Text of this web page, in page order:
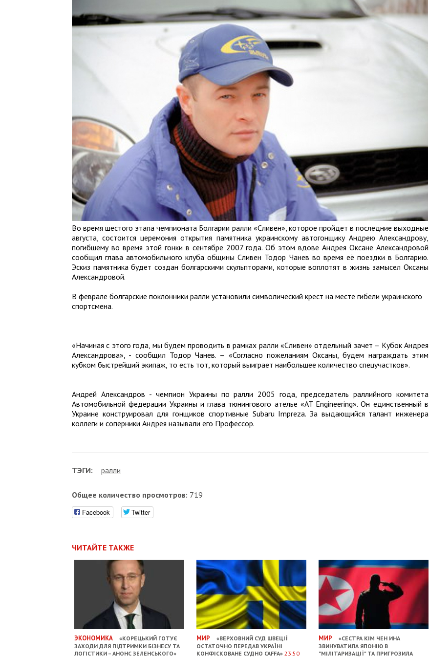
Во время шестого этапа чемпионата Болгарии ралли «Сливен», которое пройдет в последние выходные
августа, состоится церемония открытия памятника украинскому автогонщику Андрею Александрову,
погибшему во время этой гонки в сентябре 2007 года. Об этом вдове Андрея Оксане Александровой
сообщил глава автомобильного клуба общины Сливен Тодор Чанев во время её поездки в Болгарию.
Эскиз памятника будет создан болгарскими скульпторами, которые воплотят в жизнь замысел Оксаны
Александровой.
В феврале болгарские поклонники ралли установили символический крест на месте гибели украинского
спортсмена.
«Начиная с этого года, мы будем проводить в рамках ралли «Сливен» отдельный зачет – Кубок Андрея
Александрова», - сообщил Тодор Чанев. – «Согласно пожеланиям Оксаны, будем награждать этим
кубком быстрейший экипаж, то есть тот, который выиграет наибольшее количество спецучастков».
Андрей Александров - чемпион Украины по ралли 2005 года, председатель раллийного комитета
Автомобильной федерации Украины и глава тюнингового ателье «AT Engineering». Он единственный в
Украине конструировал для гонщиков спортивные Subaru Impreza. За выдающийся талант инженера
коллеги и соперники Андрея называли его Профессор.
ТЭГИ: ралли
Общее количество просмотров: 719
Facebook Twitter
ЧИТАЙТЕ ТАКЖЕ
ЭКОНОМИКА
«КОРЕЦЬКИЙ ГОТУЄ
ЗАХОДИ ДЛЯ ПІДТРИМКИ БІЗНЕСУ ТА
ЛОГІСТИКИ – АНОНС ЗЕЛЕНСЬКОГО»
МИР
«ВЕРХОВНИЙ СУД ШВЕЦІЇ
ОСТАТОЧНО ПЕРЕДАВ УКРАЇНІ
КОНФІСКОВАНЕ СУДНО CAFFA» 23:50
МИР
«СЕСТРА КІМ ЧЕН ИНА
ЗВИНУВАТИЛА ЯПОНІЮ В
"МІЛІТАРИЗАЦІЇ" ТА ПРИГРОЗИЛА